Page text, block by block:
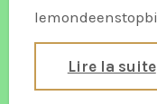
Lire la suite